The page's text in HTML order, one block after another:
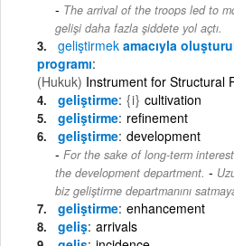
The arrival of the troops led to
gelişi daha fazla şiddete yol açtı.
geliştirmek amacıyla
programı
(Hukuk) Instrument for Structural
geliştirme {i} cultivation
geliştirme refinement
geliştirme development
For the sake of long-term
the development department. -
biz geliştirme departmanını
geliştirme enhancement
geliş arrivals